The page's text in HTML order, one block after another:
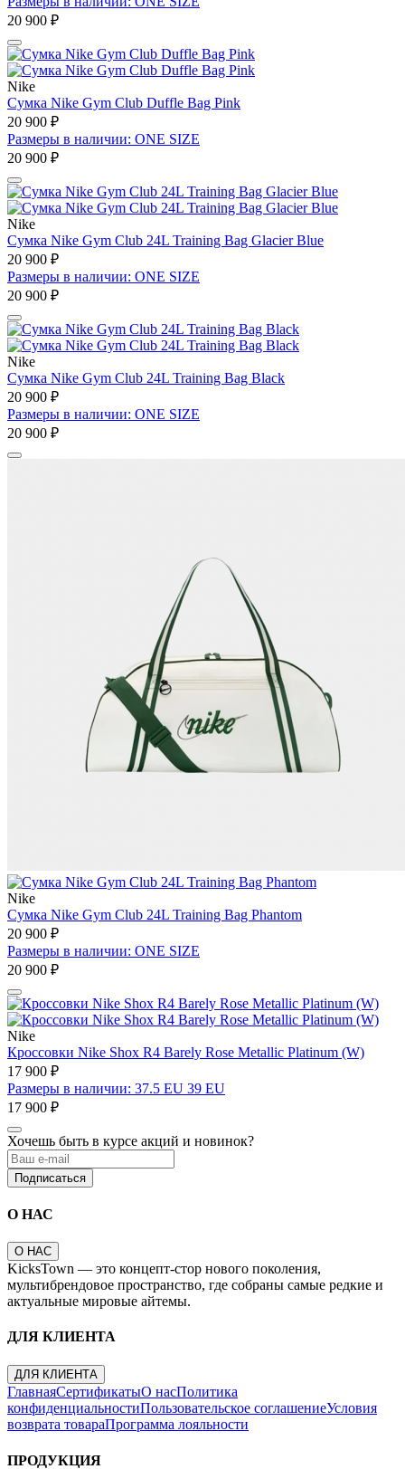
20 900 ₽
Nike
Сумка Nike Gym Club Duffle Bag Pink
20 900 ₽
Размеры в наличии: ONE SIZE
20 900 ₽
Nike
Сумка Nike Gym Club 24L Training Bag Glacier Blue
20 900 ₽
Размеры в наличии: ONE SIZE
20 900 ₽
Nike
Сумка Nike Gym Club 24L Training Bag Black
20 900 ₽
Размеры в наличии: ONE SIZE
20 900 ₽
Nike
Сумка Nike Gym Club 24L Training Bag Phantom
20 900 ₽
Размеры в наличии: ONE SIZE
20 900 ₽
Nike
Кроссовки Nike Shox R4 Barely Rose Metallic Platinum (W)
17 900 ₽
Размеры в наличии: 37.5 EU 39 EU
17 900 ₽
Хочешь быть в курсе акций и новинок?
Подписаться
О НАС
О НАС
KicksTown — это концепт-стор нового поколения,
мультибрендовое пространство, где собраны самые редкие и
актуальные мировые айтемы.
ДЛЯ КЛИЕНТА
ДЛЯ КЛИЕНТА
ГлавнаяСертификатыО насПолитика
конфиденциальностиПользовательское соглашениеУсловия
возврата товараПрограмма лояльности
ПРОДУКЦИЯ